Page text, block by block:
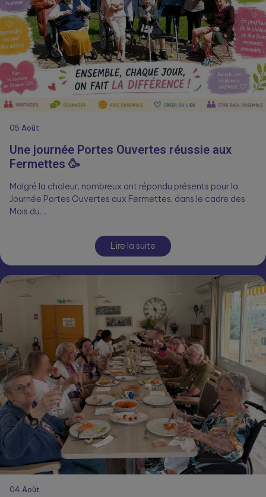
05 Août
Une journée Portes Ouvertes réussie aux
Fermettes 🥳
Malgré la chaleur, nombreux ont répondu présents pour la
Journée Portes Ouvertes aux Fermettes, dans le cadre des
Mois du…
Lire la suite
04 Août